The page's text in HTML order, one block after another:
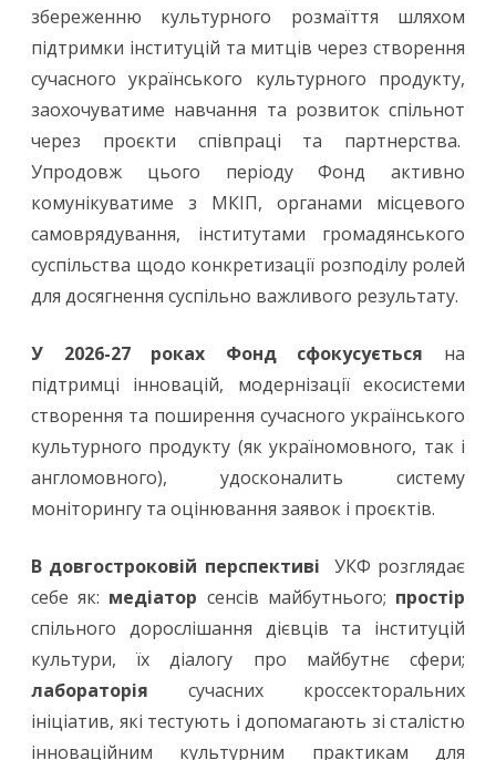
збереженню культурного розмаїття шляхом
підтримки інституцій та митців через створення
сучасного українського культурного продукту,
заохочуватиме навчання та розвиток спільнот
через проєкти співпраці та партнерства.
Упродовж цього періоду Фонд активно
комунікуватиме з МКІП, органами місцевого
самоврядування, інститутами громадянського
суспільства щодо конкретизації розподілу ролей
для досягнення суспільно важливого результату.
У 2026-27 роках Фонд сфокусується на
підтримці інновацій, модернізації екосистеми
створення та поширення сучасного українського
культурного продукту (як україномовного, так і
англомовного), удосконалить систему
моніторингу та оцінювання заявок і проєктів.
В довгостроковій перспективі УКФ розглядає
себе як: медіатор сенсів майбутнього; простір
спільного дорослішання дієвців та інституцій
культури, їх діалогу про майбутнє сфери;
лабораторія сучасних кроссекторальних
ініціатив, які тестують і допомагають зі сталістю
інноваційним культурним практикам для